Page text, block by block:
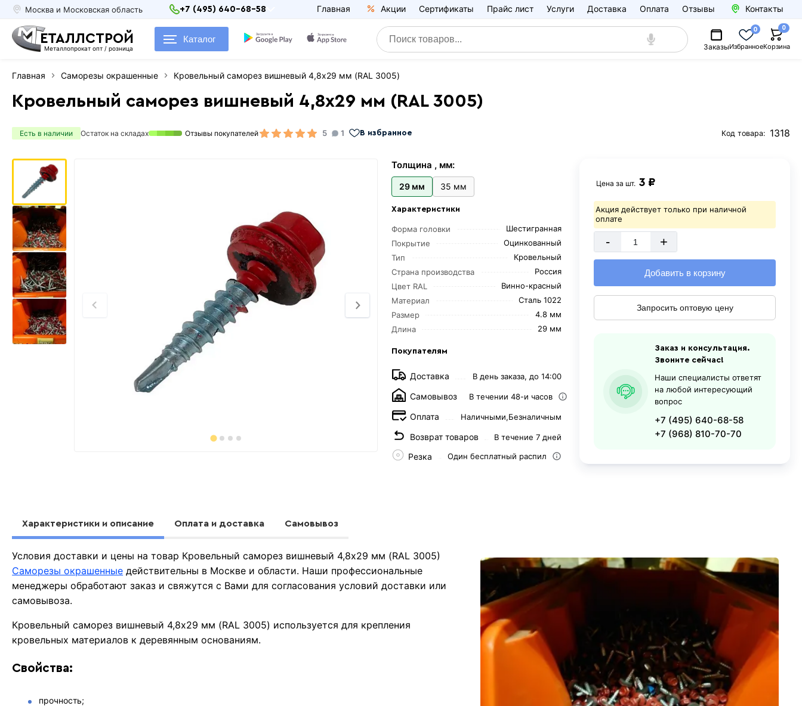
Москва и Московская область +7 (495) 640-68-58 Главная Акции Сертификаты Прайс лист Услуги Доставка Оплата Отзывы Контакты
ЕТАЛЛСТРОЙ
Металлопрокат опт / розница
Каталог
ЗаказыИзбранное
0
Корзина
0
Главная Саморезы окрашенные Кровельный саморез вишневый 4,8х29 мм (RAL 3005)
Кровельный саморез вишневый 4,8х29 мм (RAL 3005)
Есть в наличии Остаток на складах Отзывы покупателей 5 1 В избранное Код товара: 1318
Толщина , мм:
29 мм 35 мм
Характеристики
Форма головки
Шестигранная
Покрытие
Оцинкованный
Тип
Кровельный
Страна производства
Россия
Цвет RAL
Винно-красный
Материал
Сталь 1022
Размер
4.8 мм
Длина
29 мм
Покупателям
Доставка В день заказа, до 14:00
Самовывоз В течении 48-и часов
Оплата Наличными,Безналичным
Возврат товаров В течение 7 дней
Резка Один бесплатный распил
Цена за шт. 3 ₽
Акция действует только при наличной
оплате
- +
Добавить в корзину
Запросить оптовую цену
Заказ и консультация.
Звоните сейчас!
Наши специалисты ответят
на любой интересующий
вопрос
+7 (495) 640-68-58
+7 (968) 810-70-70
Характеристики и описание Оплата и доставка Самовывоз
Условия доставки и цены на товар Кровельный саморез вишневый 4,8х29 мм (RAL 3005)
Саморезы окрашенные действительны в Москве и области. Наши профессиональные
менеджеры обработают заказ и свяжутся с Вами для согласования условий доставки или
самовывоза.
Кровельный саморез вишневый 4,8х29 мм (RAL 3005) используется для крепления
кровельных материалов к деревянным основаниям.
Свойства:
прочность;